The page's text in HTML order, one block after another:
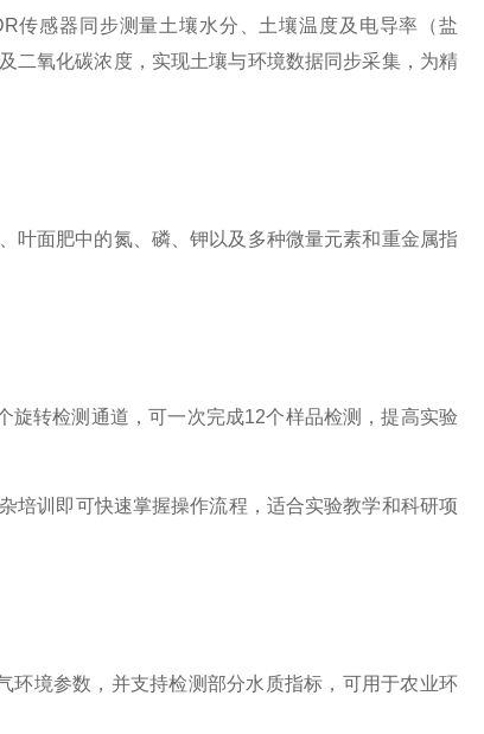
传感器同步测量土壤水分、土壤温度及电导率（盐
二氧化碳浓度，实现土壤与环境数据同步采集，为精
叶面肥中的氮、磷、钾以及多种微量元素和重金属指
转检测通道，可一次完成12个样品检测，提高实验
培训即可快速掌握操作流程，适合实验教学和科研项
环境参数，并支持检测部分水质指标，可用于农业环